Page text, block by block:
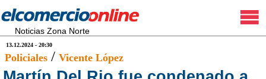
Noticias Zona Norte
13.12.2024 - 20:30
Policiales / Vicente López